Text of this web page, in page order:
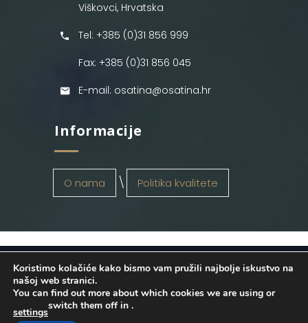
Viškovci, Hrvatska
Tel: +385 (0)31 856 999
Fax: +385 (0)31 856 045
E-mail: osatina@osatina.hr
Informacije
O nama Politika kvalitete
OSATINA GRUPA d.o.o. 2026
. Configured
byINFOS Osijek. Sva prava pridržana.
Koristimo kolačiće kako bismo vam pružili najbolje iskustvo na
našoj web stranici.
You can find out more about which cookies we are using or
switch them off in
settings
.